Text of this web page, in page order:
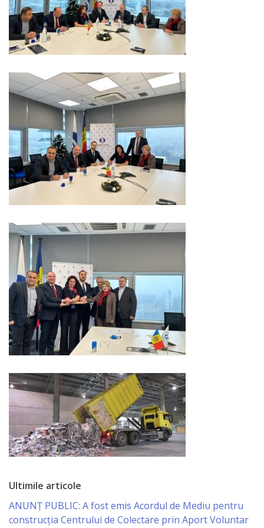
Regulament
Consiliul
local
Secretarul
Consiliului
Consilieri
Comisii
Regulamentul
Consiliului
Dispoziții
Proiecte
de
decizii
Deciziile
Consiliului
Consiliul
tineret
Ultimile articole
ANUNȚ PUBLIC: A fost emis Acordul de Mediu pentru
construcția Centrului de Colectare prin Aport Voluntar